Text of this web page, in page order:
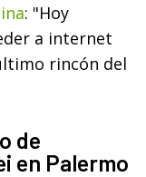
: "Hoy
a internet
rincón del
de
en Palermo